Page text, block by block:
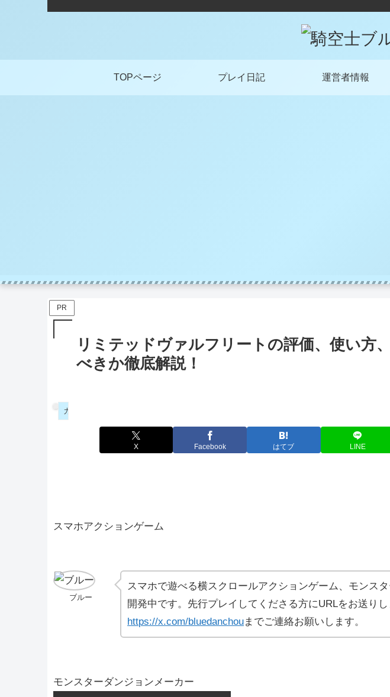
TOPページ プレイ日記 運営者情報
PR
リミテッドヴァルフリートの評価、使い方
べきか徹底解説！
ガチャ
X Facebook はてブ LINE
スマホアクションゲーム
ブルー
スマホで遊べる横スクロールアクションゲーム、モンス
開発中です。先行プレイしてくださる方にURLをお送りし
https://x.com/bluedanchouまでご連絡お願いします。
モンスターダンジョンメーカー